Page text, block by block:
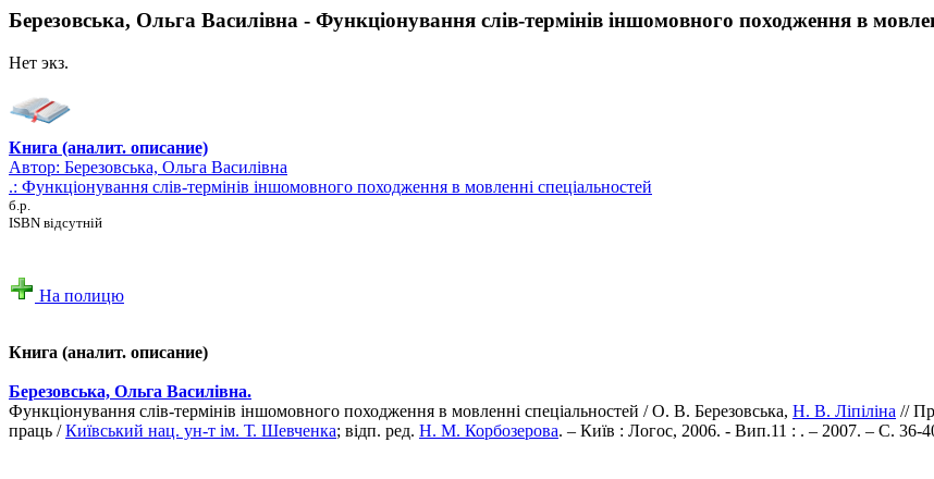
Березовська, Ольга Василівна - Функціонування слів-термінів іншомовного походження в
Нет экз.
Книга (аналит. описание)
Автор: Березовська, Ольга Василівна
.: Функціонування слів-термінів іншомовного походження в мовленні спеціальностей
б.р.
ISBN відсутній
На полицю
Книга (аналит. описание)
Березовська, Ольга Василівна.
Функціонування слів-термінів іншомовного походження в мовленні спеціальностей / О. В. Березовська, Н. В. Ліпіліна //
праць /Київський нац. ун-т ім. Т. Шевченка; відп. ред. Н. М. Корбозерова. – Київ : Логос, 2006. - Вип.11 : . – 2007. – С. 36-